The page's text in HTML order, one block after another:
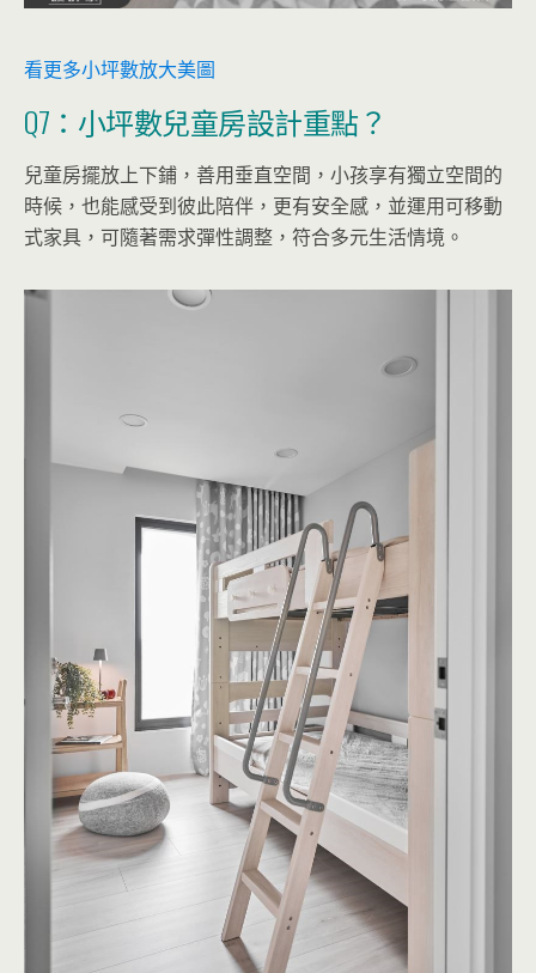
看更多小坪數放大美圖
Q7：小坪數兒童房設計重點？
兒童房擺放上下鋪，善用垂直空間，小孩享有獨立空間的
時候，也能感受到彼此陪伴，更有安全感，並運用可移動
式家具，可隨著需求彈性調整，符合多元生活情境。